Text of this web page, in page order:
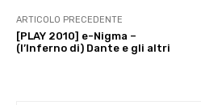
ARTICOLO PRECEDENTE
[PLAY 2010] e-Nigma –
(l’Inferno di) Dante e gli altri